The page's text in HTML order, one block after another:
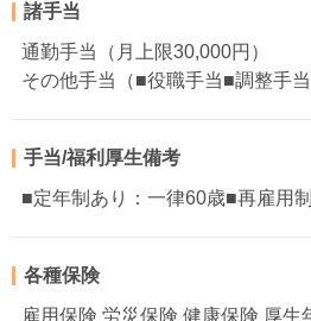
諸手当
通勤手当（月上限30,000円）
その他手当（■役職手当■調整手当
手当/福利厚生備考
■定年制あり：一律60歳■再雇用
各種保険
雇用保険 労災保険 健康保険 厚生